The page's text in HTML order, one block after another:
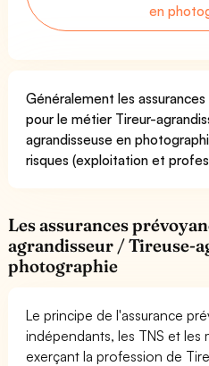
en
Généralement les
pour le métier Tireur-
agrandisseuse en
risques (exploitation et
Les assurances
agrandisseur / Tireuse-
photographie
Le principe de l'assurance
indépendants, les TNS et
exerçant la profession de